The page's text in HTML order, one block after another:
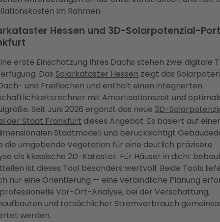
im Rahmen.
Hessen und 3D-Solarpotenzial-
erste Einschätzung Ihres Dachs stehen zwei digitale
Das Solarkataster Hessen zeigt das
und Freiflächen und enthält einen integrierten
mit Amortisationszeit und
Seit Juni 2026 ergänzt das neue 3D-
der Stadt Frankfurt dieses Angebot: Es basiert auf
Stadtmodell und berücksichtigt
die umgebende Vegetation für eine deutlich präzisere
als klassische 2D-Kataster. Für Häuser in dicht
ist dieses Tool besonders wertvoll. Beide Tools
nur eine Orientierung — eine verbindliche Planung
Vor-Ort-Analyse, bei der Verschattung,
und tatsächlicher Stromverbrauch
werden.